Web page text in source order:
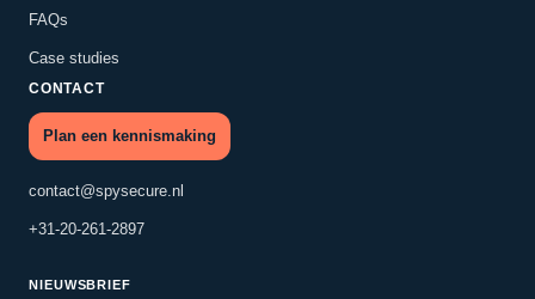
FAQs
Case studies
CONTACT
Plan een kennismaking
contact@spysecure.nl
+31-20-261-2897
NIEUWSBRIEF